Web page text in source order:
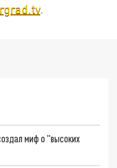
.
миф о "высоких